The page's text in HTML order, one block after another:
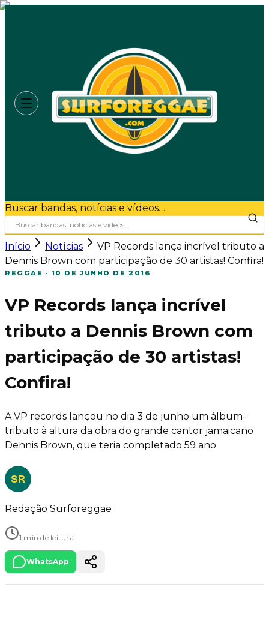
Buscar bandas, notícias e vídeos…
Início Notícias
VP Records lança incrível tributo a
Dennis Brown com participação de 30 artistas! Confira!
REGGAE · 10 DE JUNHO DE 2016
VP Records lança incrível
tributo a Dennis Brown com
participação de 30 artistas!
Confira!
A VP records lançou no dia 3 de junho um álbum-
tributo à altura da obra do grande cantor jamaicano
Dennis Brown, que teria completado 59 ano
SR
Redação Surforeggae
1 min de leitura
WhatsApp